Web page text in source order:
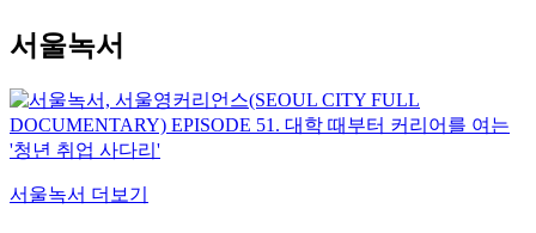
서울녹서
서울녹서 더보기